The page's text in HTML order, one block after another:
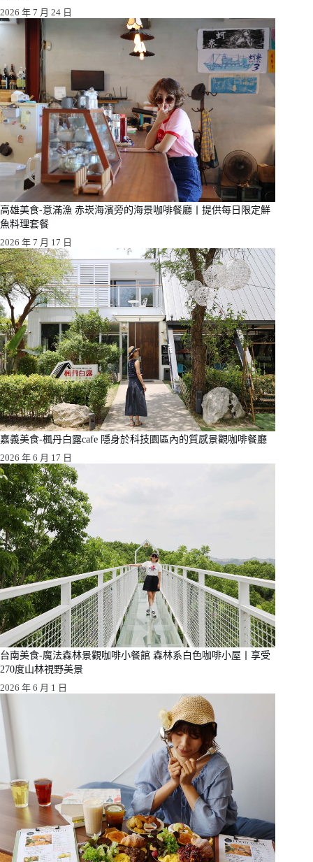
2026 年 7 月 24 日
高雄美食-意滿漁 赤崁海濱旁的海景咖啡餐廳丨提供每日限定鮮
魚料理套餐
2026 年 7 月 17 日
嘉義美食-楓丹白露cafe 隱身於科技園區內的質感景觀咖啡餐廳
2026 年 6 月 17 日
台南美食-魔法森林景觀咖啡小餐館 森林系白色咖啡小屋丨享受
270度山林視野美景
2026 年 6 月 1 日